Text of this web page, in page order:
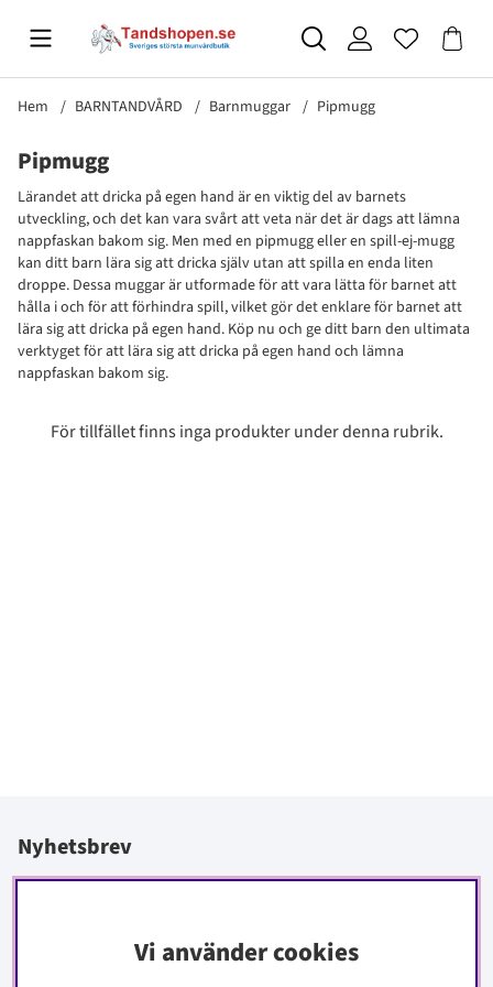
Hem BARNTANDVÅRD Barnmuggar Pipmugg
Pipmugg
Lärandet att dricka på egen hand är en viktig del av barnets
utveckling, och det kan vara svårt att veta när det är dags att lämna
nappfaskan bakom sig. Men med en pipmugg eller en spill-ej-mugg
kan ditt barn lära sig att dricka själv utan att spilla en enda liten
droppe. Dessa muggar är utformade för att vara lätta för barnet att
hålla i och för att förhindra spill, vilket gör det enklare för barnet att
lära sig att dricka på egen hand. Köp nu och ge ditt barn den ultimata
verktyget för att lära sig att dricka på egen hand och lämna
nappfaskan bakom sig.
Produkter
För tillfället finns inga produkter under denna rubrik.
Nyhetsbrev
Vi använder cookies